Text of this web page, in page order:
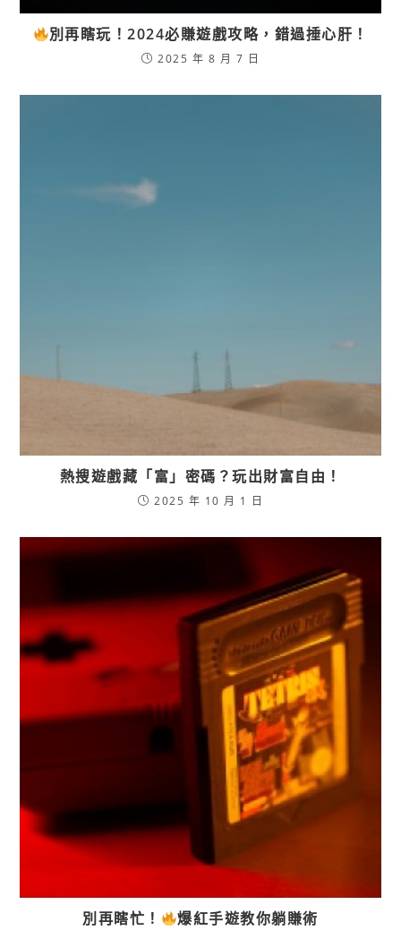
別再瞎玩！2024必賺遊戲攻略，錯過捶心肝！
2025 年 8 月 7 日
熱搜遊戲藏「富」密碼？玩出財富自由！
2025 年 10 月 1 日
別再瞎忙！ 爆紅手遊教你躺賺術